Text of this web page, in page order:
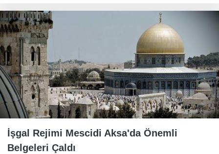
İşgal Rejimi Mescidi Aksa'da Önemli
Belgeleri Çaldı